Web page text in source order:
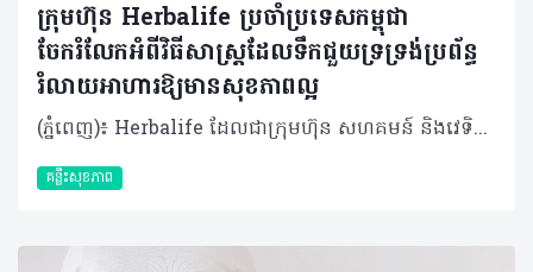
ក្រុមហ៊ុន Herbalife ប្រចាំប្រទេសកម្ពុជា
ចែករំលែកអំពីវិធីសាស្រ្តដែលទឹកជួយទ្រទ្រង់ប្រព័ន្ធ
រំលាយអាហារឱ្យមានសុខភាពល្អ
(ភ្នំពេញ)៖ Herbalife ដែលជាក្រុមហ៊ុន សហគមន៍ និងវេទិកាភ្ជាប់ទំនាក់ទំនង លំដាប់ថ្នាក់ពិភពលោក ផ្នែកសុខភាព និងសុខុមាលភាពបានចែករំលែកអំពី របៀបដែលទឹកជួយទ្រទ្រង់ប្រព័ន្ធរំលាយអាហារឱ្យមានសុខភាពល្អ។ ទឹកគឺជាកត្តាចម្បងបំផុតដែលជួយឱ្យប្រព័ន្ធរំលាយអាហារដំណើរការបានរលូន តាំងពីចំណុចចាប់ផ្ដើមរហូតដល់បញ្ចប់។ បច្ចុប្បន្ន ការយកចិត្តទុកដាក់លើសុខភាពប្រព័ន្ធរំលាយអាហារមានការកើនឡើងយ៉ាងខ្លាំង ដោយសារការរកឃើញថ្មីៗអំពី "មីក្រូជីវចម្រុះក្នុងពោះវៀន" (Gut Microbiome)។ វាគឺជាបណ្តុំបាក់តេរីដែលរស់នៅក្នុងបំពង់រំលាយអាហារ ហើយមានឥទ្ធិពលយ៉ាងខ្លាំងដល់ប្រព័ន្ធសុខភាពទូទៅនៃរាងកាយទាំងមូល។ អ្នកប្រហែលជាបានដឹងខ្លះស្រាប់មកហើយថា ដើម្បីរក្សាប្រព័ន្ធរំលាយអាហាររបស់អ្នកឱ្យមានសុខភាពល្អ ការទទួលទានប្រូបាយអូទិក (probiotics - បាក់តេរី "ល្អ") ក៏ដូចជា ព្រីបីយូទិក (prebiotics - "អាហារ" សម្រាប់ប្រូបាយអូទិក) និងជាតិសរសៃឱ្យបានគ្រប់គ្រាន់ គឺជារឿងសំខាន់ដែលអ្នកមិនគួរមើលរំលង។ ប៉ុន្តែមានរឿងមួយដែលសាមញ្ញនិងរឹតតែសំខាន់នោះគឺ៖ ទឹក។ ទឹកមានវត្តមាននៅក្នុងគ្រប់ជំហាននៃដំណើរការរំលាយអាហារ ហេតុដូច្នោះហើយទើបការរក្សាជាតិទឹកឱ្យបានគ្រប់គ្រាន់មានសារៈសំខាន់ខ្លាំងចំពោះសុខភាពរបស់អ្នក។ តើទឹកជួយដល់ការរំលាយអាហារយ៉ាងដូចម្តេច? ចាប់ផ្តើមតាំងពីចំណុចដំបូងបំផុតនៃដំណើរការរំលាយអាហារ ទឹកគឺជាសមាសធាតុសំខាន់នៃទឹកមាត់។ ទឹកមាត់មានមុខងារជាច្រើនដូចជា៖ • វាជួយធ្វើឱ្យអាហារមានសំណើម ដែលបង្កភាពងាយស្រួលក្នុងការទំពា និងលេបចូល • ទឹកមាត់ក៏មានផ្ទុកអង់ស៊ីម ដែលវាដើរតួជាអ្នកបំបែកសារធាតុអាហារដូចជា ជាតិខ្លាញ់ និងកាបូអ៊ីដ្រាត តាំងពីដំបូងបំផុតមុនក្រពះទៅទៀត នៅពេលអាហារឆ្លងកាត់ចូលទៅក្នុងក្រពះ ទឹកក្រពះត្រូវបានបញ្ចេញមក។ទឹកទាំងនោះក៏មានផ្ទុកនូវអង់ស៊ីម ដែលនឹងចាប់ផ្តើម​បំបែកប្រូតេអ៊ីន និងកាបូអ៊ីដ្រាតនៅក្នុងអាហារដែលអ្នកញ៉ាំឱ្យទៅជាផ្នែកតូចៗ ទើបបញ្ជូនទៅកាន់ពោះវៀនតូច ដែលជាកន្លែងកើតមានការរំលាយអាហារភាគច្រើន។ ក្នុងដំណាក់កាលនេះ ទឹកក៏ត្រូវការជាចាំបាច់ផងដែរ ដើម្បីផលិតទឹករំអិលដែលស្រោបផ្នែកខាងក្នុងនៃក្រពះរបស់អ្នក ដែលជួយការពារពីអាស៊ីតក្រពះ។ គួរឱ្យកត់សម្គាល់ផងដែរថា វាមិនមែនជាការពិតនោះទេនូវការលើកឡើងមួយថា ការផឹកទឹកជាមួយអាហារនឹងធ្វើឱ្យទឹកក្រពះរាវខ្លាំង រហូតដល់វាមិនអាចធ្វើការងារបាន។​ តែផ្ទុយទៅវិញ ការមានជាតិទឹកគ្រប់គ្រាន់នឹងជួយជម្រុញដំណើរការនេះឱ្យកាន់តែល្អទៅវិញទេ។ របៀបដែលទឹកទ្រទ្រង់សុខភាពពោះវៀន នៅពេលអាហារផ្លាស់ទីតាមពោះវៀនតូច មានសកម្មភាពរំលាយអាហារជាច្រើនដែលទឹកជួយសម្របសម្រួល៖ • សារធាតុរាវ (ដែលបញ្ចេញពីក្នុងខ្លួន) កាន់តែច្រើន ត្រូវបានបញ្ចេញទៅក្នុងពោះវៀនតូច ពីស្រទាប់ផ្ទៃខាងក្នុងនៃពោះវៀនផ្ទាល់ ក៏ដូចជាពីលំពែង និងថ្លើមផងដែរ។ • អង់ស៊ីមធ្វើការដើម្បីពន្លឿនដំណើរការ និងជួយរៀបចំសម្របសម្រួលការស្រូបយកនៅដំណាក់កាលចុងក្រោយនៃការរំលាយអាហារ៖ អាស៊ីតអាមីណូពីប្រូតេអ៊ីន អាស៊ីតខ្លាញ់ពីជាតិខ្លាញ់ និងម៉ូលេគុលស្ករនីមួយៗពីកាបូអ៊ីដ្រាត។ • ការស្រូបយកសារធាតុចិញ្ចឹមភាគច្រើនកើតឡើងនៅក្នុងពោះវៀនតូច ហើយបន្ទាប់មកសារធាតុចិញ្ចឹមដែលរំលាយរួច នឹងឆ្លងកាត់ទៅកាន់ចរន្តឈាមរបស់អ្នក។ នៅពេលដំណើរការរំលាយអាហារបន្តនៅក្នុងពោះវៀនធំ ទឹកក៏មានសារៈសំខាន់ខ្លាំងផងដែរ៖ • ជាតិសរសៃរលាយ (Soluble fibers) ដែលអ្នកទទួលទាន (មាននៅក្នុងអាហារដូចជា អូត សណ្តែក និងបាឡេ) វានឹងរលាយក្នុងទឹក ហើយប៉ោង និងរីកមាឌ ដែលវានឹងជួយរាងកាយស្រូបយកជាតិស្ករយឺតៗ និងបញ្ជុះកូឡេស្តេរ៉ុល។ • ជាតិសរសៃមិនរលាយ (Insoluble fiber) ដែលអ្នកទទួលទាន (មាននៅក្នុងអាហារដូចជា គ្រាប់ធញ្ញជាតិ និងបន្លែភាគច្រើន) គឺនឹងចាប់យក និងបឺតយកទឹក ដែលវាជួយជំរុញដល់ការបន្ទោបង់ឱ្យបានទៀងទាត់។ គួរបញ្ជាក់ផងដែរថា ផ្នែកខាងក្រោមនៃពោះវៀន ក៏ជាកន្លែងដែលរាងកាយរបស់អ្នកស្រូបយកជាតិរ៉ែភាគច្រើនដែលអ្នកទទួលទាន ហើយទឹកនៅទីនោះជាអ្នកជួយសម្រួលដល់ការស្រូបយកនូវសារធាតុរ៉ែទាំងអស់នោះ។ ជាការពិតណាស់ ប្រព័ន្ធរំលាយអាហារដែលមានសុខភាពល្អ គឺពឹងផ្អែកលើការមានជាតិសរសៃគ្រប់គ្រាន់។ បន្ថែមពីនេះ ការហាត់ប្រាណក៏មានសារៈសំខាន់ផងដែរ នៅពេលអ្នកធ្វើចលនាសាច់ដុំឆ្អឹងអំឡុងពេលហាត់ប្រាណ អ្នកក៏កំពុងជំរុញសាច់ដុំ រលោង (Smooth muscle) នៃបំពង់រំលាយក្នុងពេលតែមួយ ដែលវានឹងជួយជំរុញការបន្ទោបង់មានភាពទៀងទាត់។ បើទោះបីជាអ្វីដែលលើកឡើងមកនេះសំខាន់កម្រិតណាក៏ដោយ ក៏សូមកុំភ្លេចរឿងដ៏សាមញ្ញបំផុតមួយគឺទឹក ហើយអ្នកត្រូវប្រាកដថាអ្នកទទួលទានជាតិទឹកបានច្រើន និងទៀងទាត់ជារៀងរាល់ថ្ងៃ ដើម្បីរក្សាប្រព័ន្ធរំលាយអាហារទាំងស្រុងឱ្យដំណើរការបានរលូន។ អំពីក្រុមហ៊ុន Herbalife ក្រុមហ៊ុន Herbalife (NYSE: HLF) គឺជាក្រុមហ៊ុនសុខភាព និងសុខុមាលភាពឈានមុខគេ និងជាសហគមន៍ដែលកំពុងផ្លាស់ប្តូរជីវិតរបស់មនុស្សជាមួយនឹងផលិតផលអាហារូបត្ថម្ភដ៏អស្ចារ្យ និងជាឱកាសអាជីវកម្មសម្រាប់សមាជិកឯករាជ្យរបស់ខ្លួនចាប់តាំងពីឆ្នាំ 1980។ ក្រុមហ៊ុនផ្តល់ជូននូវផលិតផលដែលគាំទ្រដោយវិទ្យាសាស្រ្តដល់អ្នកប្រើប្រាស់នៅក្នុងទីផ្សារជាង 90។ តាមរយៈសមាជិកឯករាជ្យដែលផ្តល់ជូននូវការបណ្តុះបណ្តាលមួយទល់មួយ និងផ្តល់ការគាំទ្រសហគមន៍ដោយបំផុសគំនិតឱ្យអតិថិជនប្រកាន់ខ្ជាប់នូវរបៀបរស់នៅដែលមានភាពសកម្ម។
គន្លឹះសុខភាព